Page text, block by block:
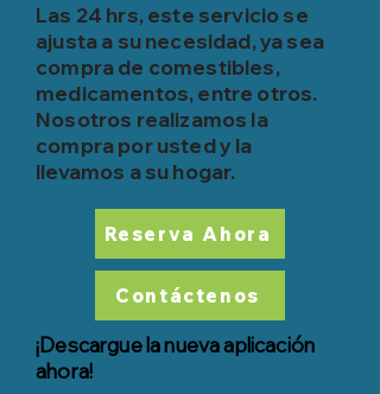
Las 24 hrs, este servicio se
ajusta a su necesidad, ya sea
compra de comestibles,
medicamentos, entre otros.
Nosotros realizamos la
compra por usted y la
llevamos a su hogar.
Reserva Ahora
Contáctenos
¡Descargue la nueva aplicación
ahora!